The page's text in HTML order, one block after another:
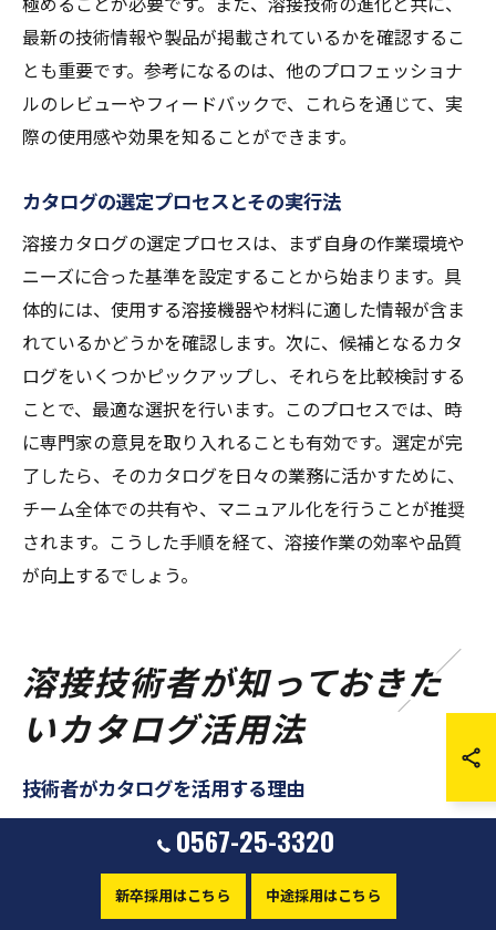
最新の技術情報や製品が掲載されているかを確認するこ
とも重要です。参考になるのは、他のプロフェッショナ
ルのレビューやフィードバックで、これらを通じて、実
際の使用感や効果を知ることができます。
カタログの選定プロセスとその実行法
溶接カタログの選定プロセスは、まず自身の作業環境や
ニーズに合った基準を設定することから始まります。具
体的には、使用する溶接機器や材料に適した情報が含ま
れているかどうかを確認します。次に、候補となるカタ
ログをいくつかピックアップし、それらを比較検討する
ことで、最適な選択を行います。このプロセスでは、時
に専門家の意見を取り入れることも有効です。選定が完
了したら、そのカタログを日々の業務に活かすために、
チーム全体での共有や、マニュアル化を行うことが推奨
されます。こうした手順を経て、溶接作業の効率や品質
が向上するでしょう。
溶接技術者が知っておきた
いカタログ活用法
技術者がカタログを活用する理由
溶接技術者がカタログを活用する理由は多岐にわたりま
ができ、技術の進化に遅れを取らないための重要な情報
0567-25-3320
新卒採用はこちら 中途採用はこちら